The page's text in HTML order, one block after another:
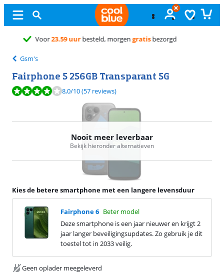
Gratisruilen
Gsm's
Fairphone 5 256GB Transparant 5G
Beoordeling is 8,0 van de 10, gebaseerd op 57 reviews.
8,0/10(57 reviews)
Nooit meer leverbaar
Bekijk hieronder alternatieven
Kies de betere smartphone met een langere levensduur
Fairphone 6 Beter model
Deze smartphone is een jaar nieuwer en krijgt 2
jaar langer beveiligingsupdates. Zo gebruik je dit
toestel tot in 2033 veilig.
Geen oplader meegeleverd